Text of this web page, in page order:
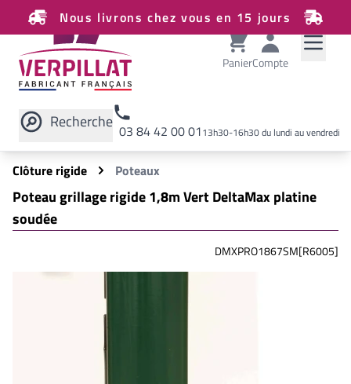
Nous livrons chez vous en 15 jours
PanierCompte
Recherche 03 84 42 00 0113h30-16h30 du lundi au vendredi
Rechercher sur le site
Clôture rigide
Poteaux
Poteau grillage rigide 1,8m Vert DeltaMax platine
soudée
DMXPRO1867SM[R6005]